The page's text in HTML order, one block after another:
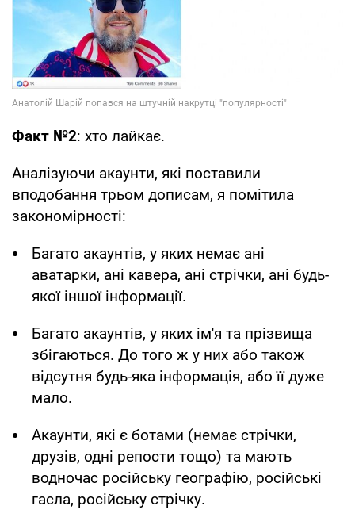
Факт №2: хто лайкає.
Аналізуючи акаунти, які поставили
вподобання трьом дописам, я помітила
закономірності:
Багато акаунтів, у яких немає ані
аватарки, ані кавера, ані стрічки, ані будь-
якої іншої інформації.
Багато акаунтів, у яких ім'я та прізвища
збігаються. До того ж у них або також
відсутня будь-яка інформація, або її дуже
мало.
Акаунти, які є ботами (немає стрічки,
друзів, одні репости тощо) та мають
водночас російську географію, російські
гасла, російську стрічку.